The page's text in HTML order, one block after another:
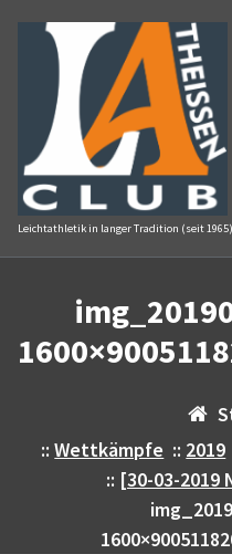
Inhalt
springen
Leichtathletik in langer Tradition (seit 1965)
::Wettkämpfe :: 2019
:: [30-03-2019